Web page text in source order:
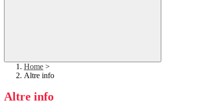
Home >
Altre info
Altre info